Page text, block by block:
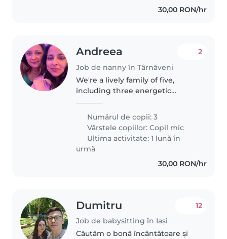
30,00 RON/hr
Andreea
Job de nanny în Târnăveni
2
We're a lively family of five,
including three energetic
and patient nanny to join us in
Treburi. Our little ones are..
Numărul de copii: 3
Vârstele copiilor:Copil mic
Ultima activitate: 1 lună în
urmă
30,00 RON/hr
Dumitru
Job de babysitting în Iași
12
Căutăm o bonă încântătoare și